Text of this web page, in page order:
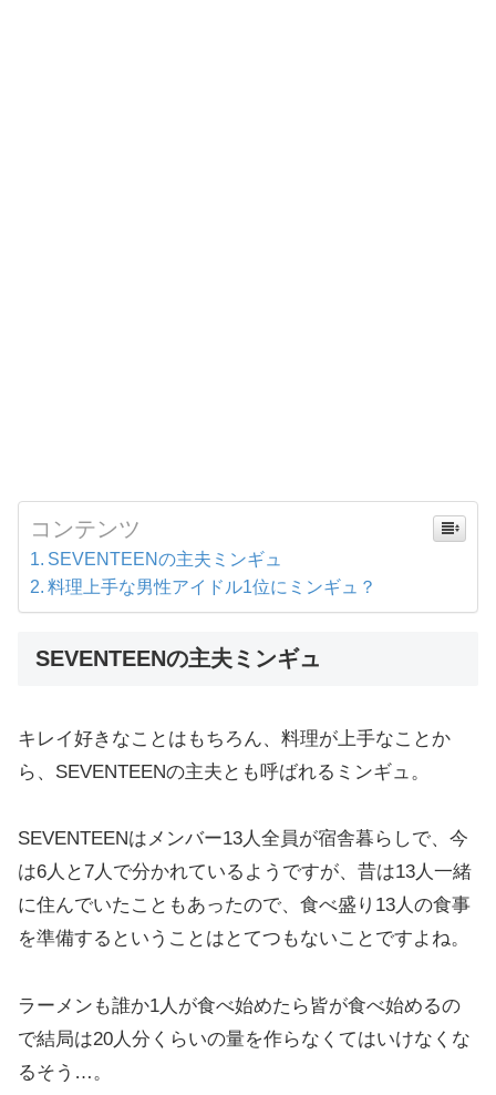
コンテンツ
SEVENTEENの主夫ミンギュ
料理上手な男性アイドル1位にミンギュ？
SEVENTEENの主夫ミンギュ
キレイ好きなことはもちろん、料理が上手なことか
ら、SEVENTEENの主夫とも呼ばれるミンギュ。
SEVENTEENはメンバー13人全員が宿舎暮らしで、今
は6人と7人で分かれているようですが、昔は13人一緒
に住んでいたこともあったので、食べ盛り13人の食事
を準備するということはとてつもないことですよね。
ラーメンも誰か1人が食べ始めたら皆が食べ始めるの
で結局は20人分くらいの量を作らなくてはいけなくな
るそう…。